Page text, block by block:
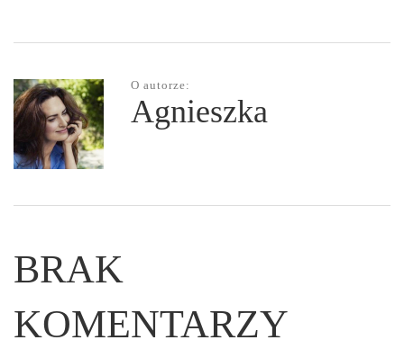
O autorze:
Agnieszka
BRAK
KOMENTARZY